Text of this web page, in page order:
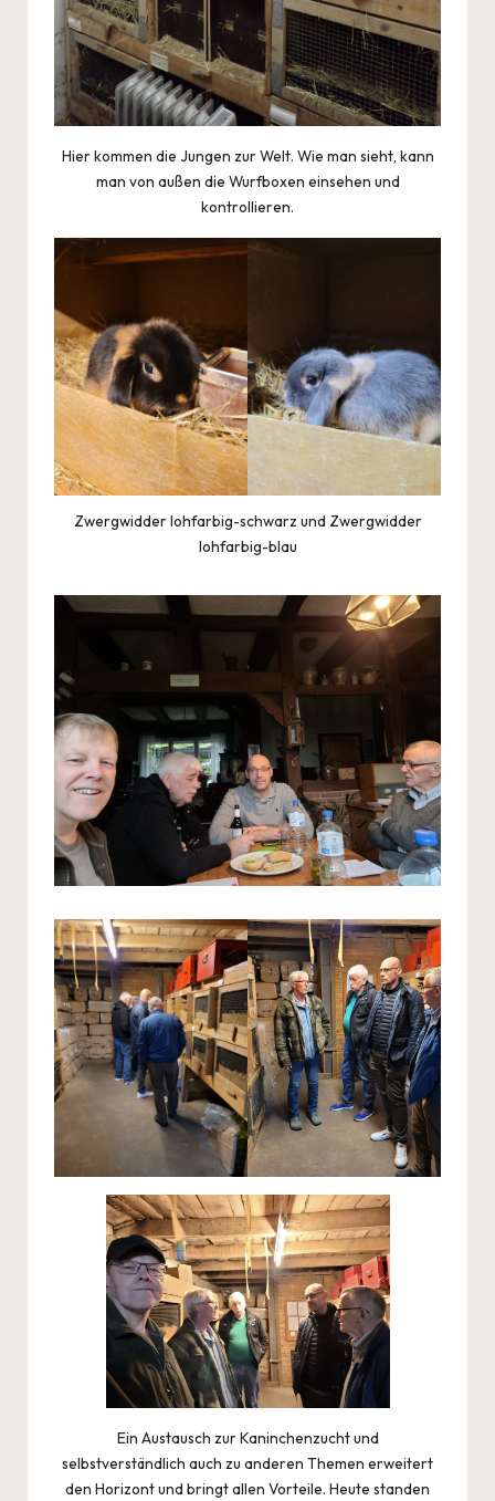
Hier kommen die Jungen zur Welt. Wie man sieht, kann
man von außen die Wurfboxen einsehen und
kontrollieren.
Zwergwidder lohfarbig-schwarz und Zwergwidder
lohfarbig-blau
Ein Austausch zur Kaninchenzucht und
selbstverständlich auch zu anderen Themen erweitert
den Horizont und bringt allen Vorteile. Heute standen